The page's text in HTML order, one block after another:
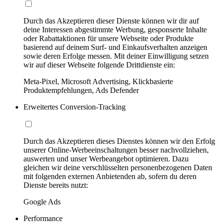
Durch das Akzeptieren dieser Dienste können wir dir auf
deine Interessen abgestimmte Werbung, gesponserte Inhalte
oder Rabattaktionen für unsere Webseite oder Produkte
basierend auf deinem Surf- und Einkaufsverhalten anzeigen
sowie deren Erfolge messen. Mit deiner Einwilligung setzen
wir auf dieser Webseite folgende Drittdienste ein:
Meta-Pixel, Microsoft Advertising, Klickbasierte
Produktempfehlungen, Ads Defender
Erweitertes Conversion-Tracking
Durch das Akzeptieren dieses Dienstes können wir den Erfolg
unserer Online-Werbeeinschaltungen besser nachvollziehen,
auswerten und unser Werbeangebot optimieren. Dazu
gleichen wir deine verschlüsselten personenbezogenen Daten
mit folgenden externen Anbietenden ab, sofern du deren
Dienste bereits nutzt:
Google Ads
Performance